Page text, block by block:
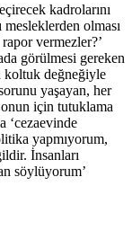
kadrolarını
olması
vermezler?’
görülmesi gereken
koltuk değneğiyle
yaşayan, her
için tutuklama
‘cezaevinde
yapmıyorum,
İnsanları
söylüyorum’